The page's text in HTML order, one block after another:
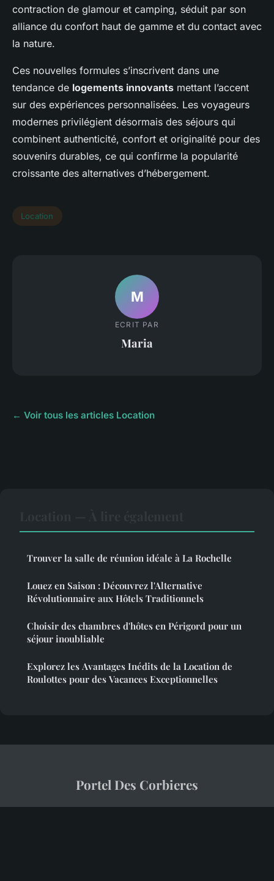
contraction de glamour et camping, séduit par son
alliance du confort haut de gamme et du contact avec
la nature.
Ces nouvelles formules s’inscrivent dans une
tendance de logements innovants mettant l’accent
sur des expériences personnalisées. Les voyageurs
modernes privilégient désormais des séjours qui
combinent authenticité, confort et originalité pour des
souvenirs durables, ce qui confirme la popularité
croissante des alternatives d’hébergement.
Location
M
ECRIT PAR
Maria
← Voir tous les articles Location
Trouver la salle de réunion idéale à La Rochelle
Louez en Saison : Découvrez l'Alternative
Révolutionnaire aux Hôtels Traditionnels
Choisir des chambres d'hôtes en Périgord pour un
séjour inoubliable
Explorez les Avantages Inédits de la Location de
Roulottes pour des Vacances Exceptionnelles
Portel Des Corbieres